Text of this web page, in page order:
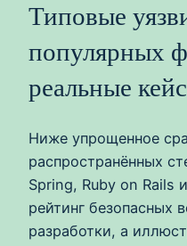
Типовые
популярных
реальные
Ниже упрощенное
распространённых
Spring, Ruby on Rails
рейтинг безопасных
разработки, а